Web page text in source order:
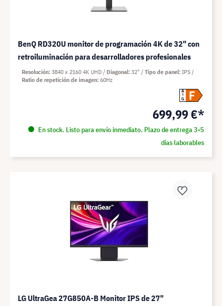
BenQ RD320U monitor de programación 4K de 32" con
retroiluminación para desarrolladores profesionales
A
G
F
699,99 €*
En stock. Listo para envío inmediato. Plazo de entrega 3-5
días laborables
Resolución 3840 x 2160 4K UHD Diagonal 32" Tipo de panel IPS
Ratio de repetición de imagen 60Hz
LG UltraGea 27G850A-B Monitor IPS de 27"